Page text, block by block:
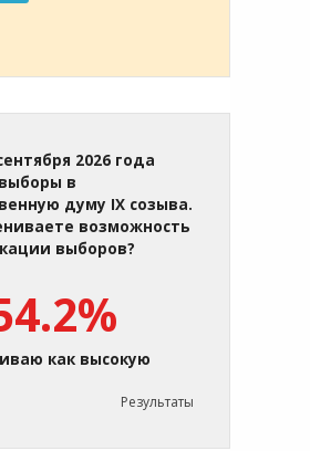
2026 года
в
думу IX созыва.
возможность
выборов?
как высокую
Результаты